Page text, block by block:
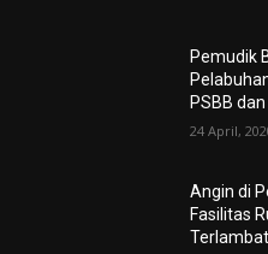
Pemudik
PSBB
24 April,
Angin di
Fasilitas
Terlambat